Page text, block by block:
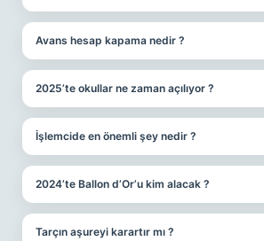
Avans hesap kapama nedir ?
2025’te okullar ne zaman açılıyor ?
İşlemcide en önemli şey nedir ?
2024’te Ballon d’Or’u kim alacak ?
Tarçın aşureyi karartır mı ?